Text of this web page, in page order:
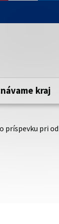
stránka je
predkraj
príspevku pri